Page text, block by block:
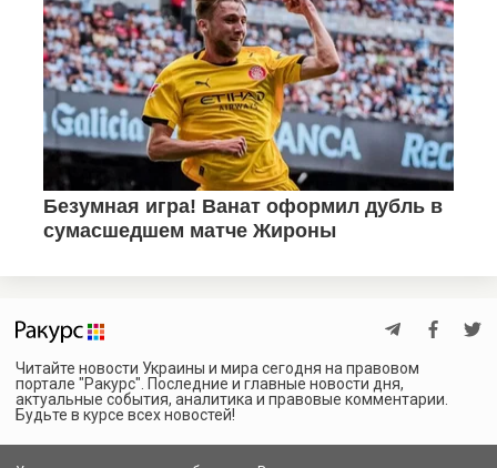
Читайте новости Украины и мира сегодня на правовом
портале "Ракурс". Последние и главные новости дня,
актуальные события, аналитика и правовые комментарии.
Будьте в курсе всех новостей!